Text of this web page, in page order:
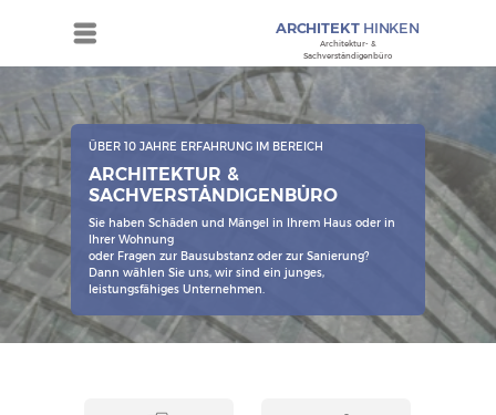
ARCHITEKT HINKEN
Architektur- &
Sachverständigenbüro
Menü
ÜBER 10 JAHRE ERFAHRUNG IM BEREICH
ARCHITEKTUR &
SACHVERSTÄNDIGENBÜRO
Sie haben Schäden und Mängel in Ihrem Haus oder in
Ihrer Wohnung
oder Fragen zur Bausubstanz oder zur Sanierung?
Dann wählen Sie uns, wir sind ein junges,
leistungsfähiges Unternehmen.